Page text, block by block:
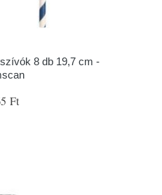
8 db 19,7 cm -
Ft